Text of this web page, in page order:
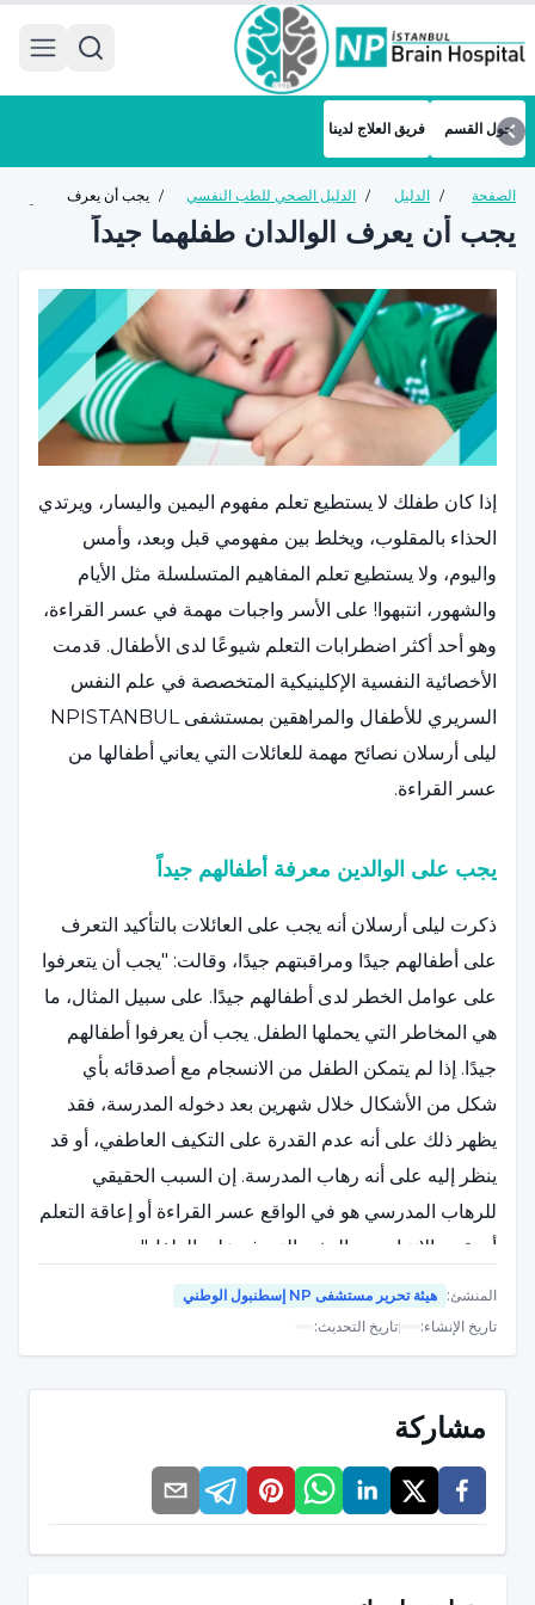
حول القسم فريق العلاج لدينا
الصفحة
/ الدليل
/ الدليل الصحي للطب النفسي
للأطفال والمراهقين
/ يجب أن يعرف
الوالدان طفلهما جيداً
يجب أن يعرف الوالدان طفلهما جيداً
إذا كان طفلك لا يستطيع تعلم مفهوم اليمين واليسار، ويرتدي
الحذاء بالمقلوب، ويخلط بين مفهومي قبل وبعد، وأمس
واليوم، ولا يستطيع تعلم المفاهيم المتسلسلة مثل الأيام
والشهور، انتبهوا! على الأسر واجبات مهمة في عسر القراءة،
وهو أحد أكثر اضطرابات التعلم شيوعًا لدى الأطفال. قدمت
الأخصائية النفسية الإكلينيكية المتخصصة في علم النفس
السريري للأطفال والمراهقين بمستشفى NPISTANBUL
ليلى أرسلان نصائح مهمة للعائلات التي يعاني أطفالها من
عسر القراءة.
يجب على الوالدين معرفة أطفالهم جيداً
ذكرت ليلى أرسلان أنه يجب على العائلات بالتأكيد التعرف
على أطفالهم جيدًا ومراقبتهم جيدًا، وقالت: "يجب أن يتعرفوا
على عوامل الخطر لدى أطفالهم جيدًا. على سبيل المثال، ما
هي المخاطر التي يحملها الطفل. يجب أن يعرفوا أطفالهم
جيدًا. إذا لم يتمكن الطفل من الانسجام مع أصدقائه بأي
شكل من الأشكال خلال شهرين بعد دخوله المدرسة، فقد
يظهر ذلك على أنه عدم القدرة على التكيف العاطفي، أو قد
ينظر إليه على أنه رهاب المدرسة. إن السبب الحقيقي
للرهاب المدرسي هو في الواقع عسر القراءة أو إعاقة التعلم
أو نقص الانتباه. من المفيد التعرف على الطفل".
يجب على المعلم تحديد المشكلة والتصرف وفقًا لذلك
التعرف على عسر القراءة، وقالت: "يدرك الطفل أن لديه
بالنسبة لنا، يتطلب فهم ذلك أساليب مختلفة. أول شيء يجب
أن تفعله الأسرة هو التعرف على الطفل جيدًا. إذا كانت
الأولى وتواصلت معه بشكل جيد، فلن يكون من الصعب جدًا
المنشئ: هيئة تحرير مستشفى NP إسطنبول الوطني
تاريخ الإنشاء:
|تاريخ التحديث:
مشاركة